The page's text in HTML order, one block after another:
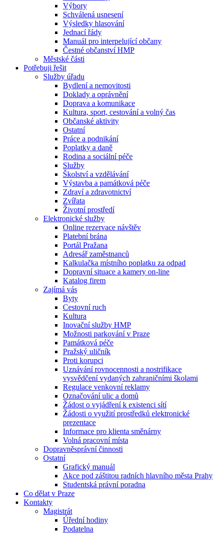
Výbory
Schválená usnesení
Výsledky hlasování
Jednací řády
Manuál pro interpelující občany
Čestné občanství HMP
Městské části
Potřebuji řešit
Služby úřadu
Bydlení a nemovitosti
Doklady a oprávnění
Doprava a komunikace
Kultura, sport, cestování a volný čas
Občanské aktivity
Ostatní
Práce a podnikání
Poplatky a daně
Rodina a sociální péče
Služby
Školství a vzdělávání
Výstavba a památková péče
Zdraví a zdravotnictví
Zvířata
Životní prostředí
Elektronické služby
Online rezervace návštěv
Platební brána
Portál Pražana
Adresář zaměstnanců
Kalkulačka místního poplatku za odpad
Dopravní situace a kamery on-line
Katalog firem
Zajímá vás
Byty
Cestovní ruch
Kultura
Inovační služby HMP
Možnosti parkování v Praze
Památková péče
Pražský uličník
Proti korupci
Uznávání rovnocennosti a nostrifikace
vysvědčení vydaných zahraničními školami
Regulace venkovní reklamy
Označování ulic a domů
Žádost o vyjádření k existenci sítí
Žádosti o využití prostředků elektronické
prezentace
Informace pro klienta směnárny
Volná pracovní místa
Dopravněsprávní činnosti
Ostatní
Grafický manuál
Akce pod záštitou radních hlavního města Prahy
Studentská právní poradna
Co dělat v Praze
Kontakty
Magistrát
Úřední hodiny
Podatelna